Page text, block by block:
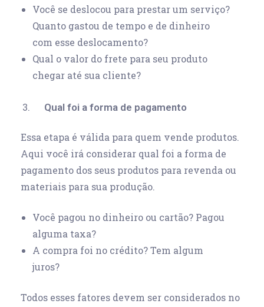
Você se deslocou para prestar um serviço?
Quanto gastou de tempo e de dinheiro
com esse deslocamento?
Qual o valor do frete para seu produto
chegar até sua cliente?
Qual foi a forma de pagamento
Essa etapa é válida para quem vende produtos.
Aqui você irá considerar qual foi a forma de
pagamento dos seus produtos para revenda ou
materiais para sua produção.
Você pagou no dinheiro ou cartão? Pagou
alguma taxa?
A compra foi no crédito? Tem algum
juros?
Todos esses fatores devem ser considerados no